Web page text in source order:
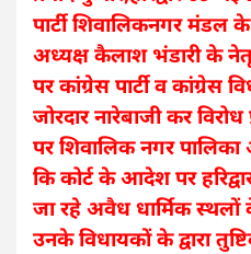
पार्टी शिवालिकनगर
अध्यक्ष कैलाश भंडारी के
पर कांग्रेस पार्टी व कांग्रेस
जोरदार नारेबाजी कर
पर शिवालिक नगर पालिका
कि कोर्ट के आदेश पर
जा रहे अवैध धार्मिक स्थलों
उनके विधायकों के द्वारा